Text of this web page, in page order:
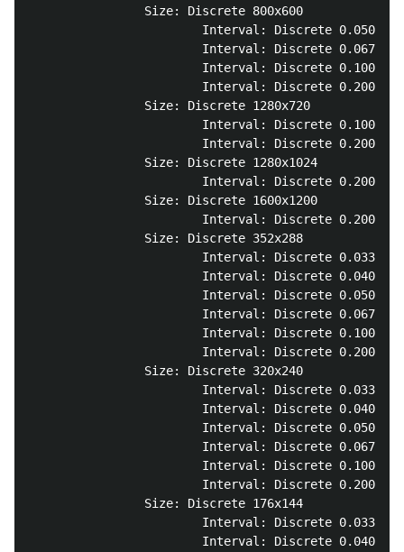
                Size: Discrete 800x600
Interval: Discrete 0.050s
Interval: Discrete 0.067s
Interval: Discrete 0.100s
Interval: Discrete 0.200s
                Size: Discrete 1280x720
Interval: Discrete 0.100s
Interval: Discrete 0.200s
                Size: Discrete 1280x1024
Interval: Discrete 0.200s
                Size: Discrete 1600x1200
Interval: Discrete 0.200s
                Size: Discrete 352x288
Interval: Discrete 0.033s
Interval: Discrete 0.040s
Interval: Discrete 0.050s
Interval: Discrete 0.067s
Interval: Discrete 0.100s
Interval: Discrete 0.200s
                Size: Discrete 320x240
Interval: Discrete 0.033s
Interval: Discrete 0.040s
Interval: Discrete 0.050s
Interval: Discrete 0.067s
Interval: Discrete 0.100s
Interval: Discrete 0.200s
                Size: Discrete 176x144
Interval: Discrete 0.033s
Interval: Discrete 0.040s